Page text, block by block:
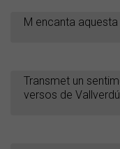
M encanta
Transmet un
versos de